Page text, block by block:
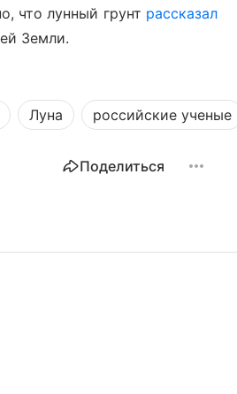
что лунный грунт рассказал
Земли.
Луна российские ученые
Поделиться